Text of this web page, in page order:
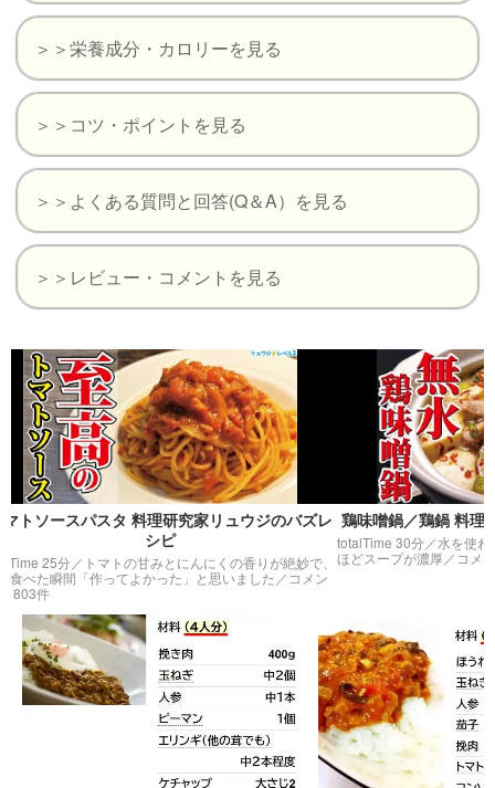
＞＞栄養成分・カロリーを見る
＞＞コツ・ポイントを見る
＞＞よくある質問と回答(Q＆A）を見る
＞＞レビュー・コメントを見る
ースパスタ 料理研究家リュウジのバズレ
分／ トマトの甘みとにんにくの香りが絶妙で、
瞬間「作ってよかった」と思いました／コメン
鶏味噌鍋／鶏鍋 料理研究
totalTime 30分／ 水を使わないの
ほどスープが濃厚／コメント数